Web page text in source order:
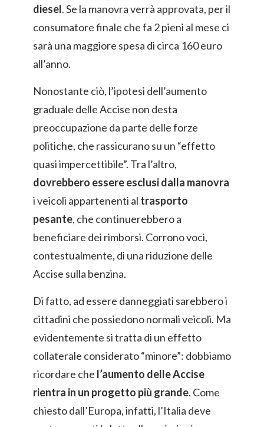
diesel. Se la manovra verrà approvata, per il
consumatore finale che fa 2 pieni al mese ci
sarà una maggiore spesa di circa 160 euro
all’anno.
Nonostante ciò, l’ipotesi dell’aumento
graduale delle Accise non desta
preoccupazione da parte delle forze
politiche, che rassicurano su un “effetto
quasi impercettibile”. Tra l’altro,
dovrebbero essere esclusi dalla manovra
i veicoli appartenenti al trasporto
pesante, che continuerebbero a
beneficiare dei rimborsi. Corrono voci,
contestualmente, di una riduzione delle
Accise sulla benzina.
Di fatto, ad essere danneggiati sarebbero i
cittadini che possiedono normali veicoli. Ma
evidentemente si tratta di un effetto
collaterale considerato “minore”: dobbiamo
ricordare che l’aumento delle Accise
rientra in un progetto più grande. Come
chiesto dall’Europa, infatti, l’Italia deve